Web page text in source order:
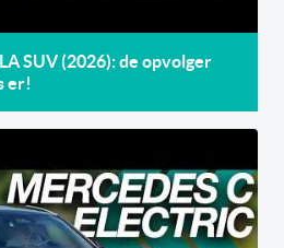
SUV (2026): de opvolger
er!